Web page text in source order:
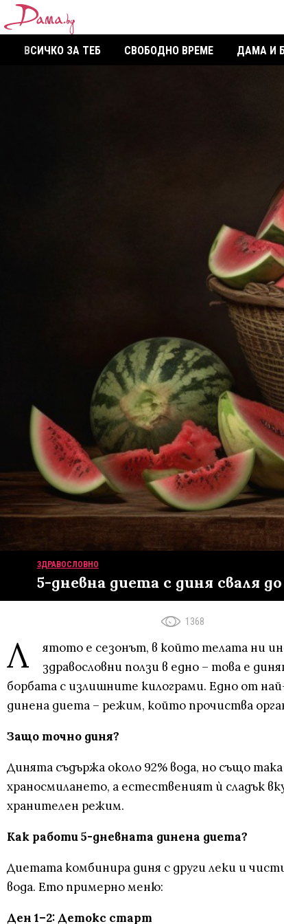
ВСИЧКО ЗА ТЕБ СВОБОДНО ВРЕМЕ ДАМА И
ЗДРАВОСЛОВНО
5-дневна диета с диня сваля
1368
Л
ятото е сезонът, в който телата ни
здравословни ползи в едно – това е
борбата с излишните килограми. Едно от
динена диета – режим, който прочиства
Защо точно диня?
Динята съдържа около 92% вода, но също
храносмилането, а естественият ѝ сладък
хранителен режим.
Как работи 5-дневната динена диета?
Диетата комбинира диня с други леки и
вода. Ето примерно меню:
Ден 1–2: Детокс старт